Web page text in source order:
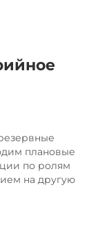
плановые
по ролям
на другую